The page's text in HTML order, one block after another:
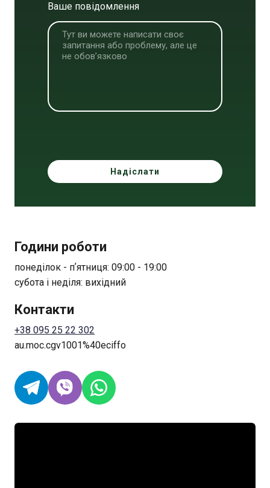
Ваше повідомлення
Надіслати
Години роботи
понеділок - пʼятниця: 09:00 - 19:00
субота і неділя: вихідний
Контакти
+38 095 25 22 302
au.moc.cgv1001%40eciffo